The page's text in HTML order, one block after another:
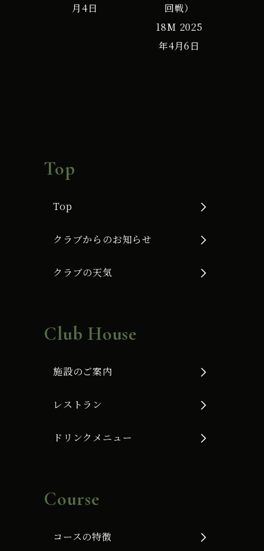
月4日
回戦）
18M 2025
年4月6日
Top
Top
クラブからのお知らせ
クラブの天気
Club House
施設のご案内
レストラン
ドリンクメニュー
Course
コースの特徴